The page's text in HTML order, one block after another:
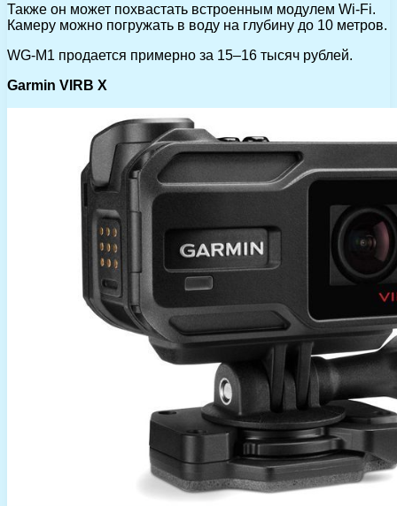
Также он может похвастать встроенным модулем Wi-Fi.
Камеру можно погружать в воду на глубину до 10 метров.
WG-M1 продается примерно за 15–16 тысяч рублей.
Garmin VIRB X